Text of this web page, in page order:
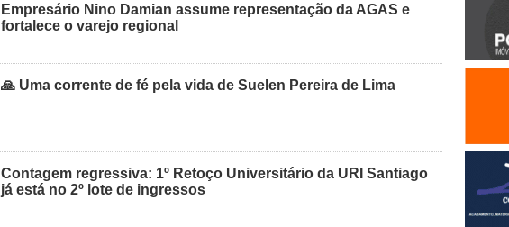
Empresário Nino Damian assume representação da AGAS e
fortalece o varejo regional
🙏 Uma corrente de fé pela vida de Suelen Pereira de Lima
Contagem regressiva: 1º Retoço Universitário da URI Santiago
já está no 2º lote de ingressos